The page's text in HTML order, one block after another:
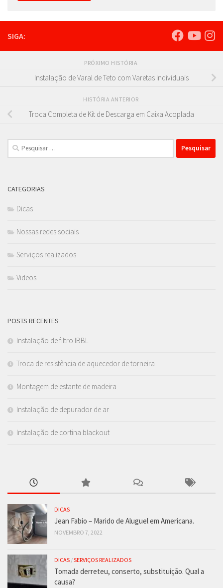
SIGA:
PRÓXIMO HISTÓRIA
Instalação de Varal de Teto com Varetas Individuais
HISTÓRIA ANTERIOR
Troca Completa de Kit de Descarga em Caixa Acoplada
Pesquisar
por:
CATEGORIAS
Dicas
Nossas redes sociais
Serviços realizados
Videos
POSTS RECENTES
Instalação de filtro IBBL
Troca de resistência de aquecedor de torneira
Montagem de estante de madeira
Instalação de depurador de ar
Instalação de cortina blackout
DICAS
Jean Fabio – Marido de Aluguel em Americana.
NOVEMBRO 7, 2022
DICAS /SERVIÇOS REALIZADOS
Tomada derreteu, conserto, substituição. Qual a
causa?